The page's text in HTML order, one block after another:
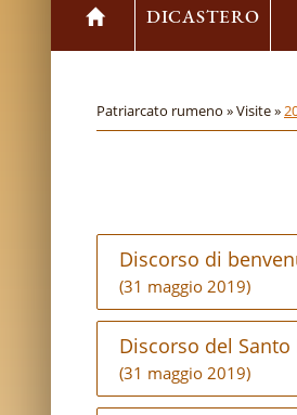
DICASTERO
Patriarcato rumeno »Visite »
Discorso di
(31 maggio 2019)
Discorso del
(31 maggio 2019)